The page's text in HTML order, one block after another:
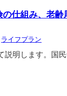
仕組み、老齢
ライフプラン
説明します。国